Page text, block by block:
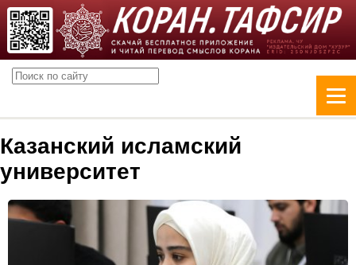
Казанский исламский
университет